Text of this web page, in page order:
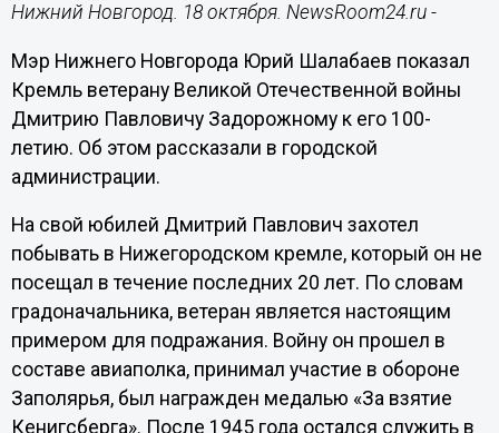
Нижний Новгород. 18 октября. NewsRoom24.ru -
Мэр Нижнего Новгорода Юрий Шалабаев показал
Кремль ветерану Великой Отечественной войны
Дмитрию Павловичу Задорожному к его 100-
летию. Об этом рассказали в городской
администрации.
На свой юбилей Дмитрий Павлович захотел
побывать в Нижегородском кремле, который он не
посещал в течение последних 20 лет. По словам
градоначальника, ветеран является настоящим
примером для подражания. Войну он прошел в
составе авиаполка, принимал участие в обороне
Заполярья, был награжден медалью «За взятие
Кенигсберга». После 1945 года остался служить в